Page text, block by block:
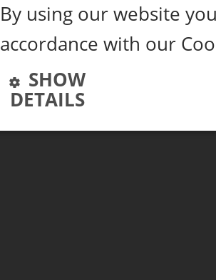
By using our website
accordance with our
SHOW
DETAILS